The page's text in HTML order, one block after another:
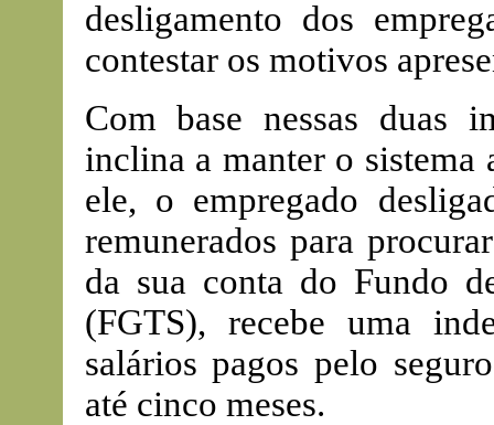
desligamento dos
contestar os motivos
Com base nessas duas
inclina a manter o sistema
ele, o empregado
remunerados para
da sua conta do Fundo
(FGTS), recebe uma
salários pagos pelo
até cinco meses.